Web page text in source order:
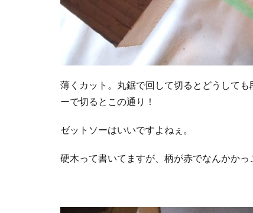
薄くカット。丸鋸で回して切るとどうして
ーで切るとこの通り！
ゼットソーはいいですよねぇ。
硬木って書いてますが、柄が赤でなんかか